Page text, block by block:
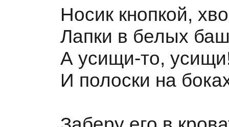
Носик кнопкой,
Лапки в белых
А усищи-то,
И полоски на